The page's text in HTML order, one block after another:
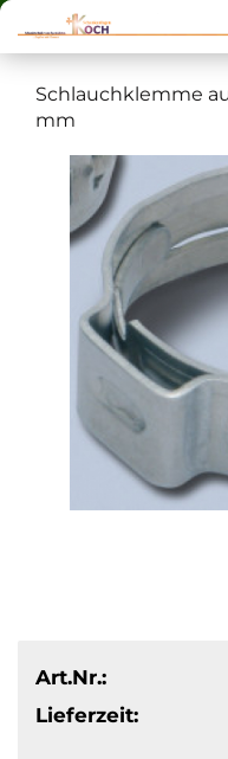
Schlauchklemme
mm
Art.Nr.:
Lieferzeit: